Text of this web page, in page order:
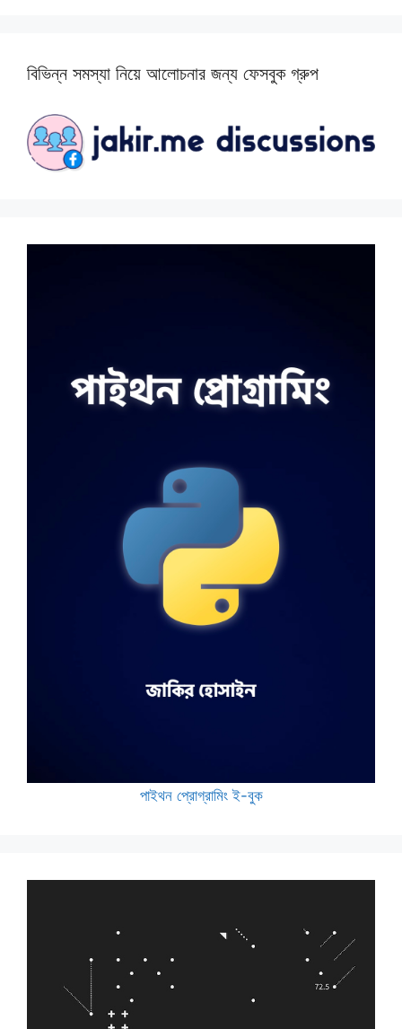
বিভিন্ন সমস্যা নিয়ে আলোচনার জন্য ফেসবুক গ্রুপ
পাইথন প্রোগ্রামিং ই-বুক